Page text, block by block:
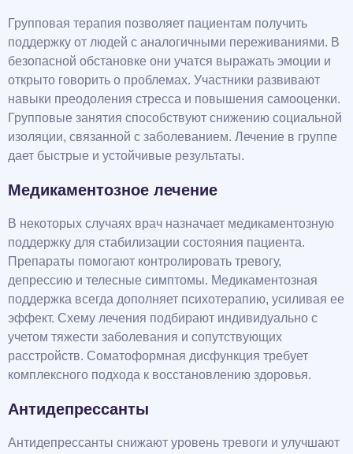
Групповая терапия позволяет пациентам получить
поддержку от людей с аналогичными переживаниями. В
безопасной обстановке они учатся выражать эмоции и
открыто говорить о проблемах. Участники развивают
навыки преодоления стресса и повышения самооценки.
Групповые занятия способствуют снижению социальной
изоляции, связанной с заболеванием. Лечение в группе
дает быстрые и устойчивые результаты.
Медикаментозное лечение
В некоторых случаях врач назначает медикаментозную
поддержку для стабилизации состояния пациента.
Препараты помогают контролировать тревогу,
депрессию и телесные симптомы. Медикаментозная
поддержка всегда дополняет психотерапию, усиливая ее
эффект. Схему лечения подбирают индивидуально с
учетом тяжести заболевания и сопутствующих
расстройств. Соматоформная дисфункция требует
комплексного подхода к восстановлению здоровья.
Антидепрессанты
Антидепрессанты снижают уровень тревоги и улучшают